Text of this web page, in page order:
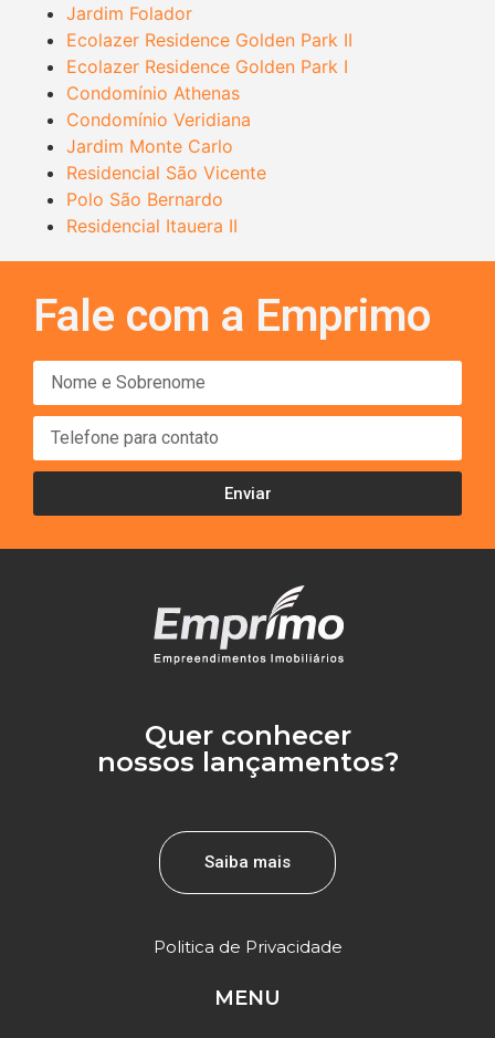
Jardim Folador
Ecolazer Residence Golden Park II
Ecolazer Residence Golden Park I
Condomínio Athenas
Condomínio Veridiana
Jardim Monte Carlo
Residencial São Vicente
Polo São Bernardo
Residencial Itauera II
Fale com a Emprimo
Enviar
Quer conhecer
nossos lançamentos?
Saiba mais
Politica de Privacidade
MENU